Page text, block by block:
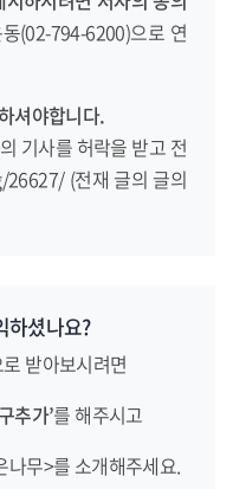
(02-794-6200)으로 연
셔야합니다.
기사를 허락을 받고 전
(전재 글의 글의
하셨나요?
받아보시려면
추가’를 해주시고
나무>를 소개해주세요.